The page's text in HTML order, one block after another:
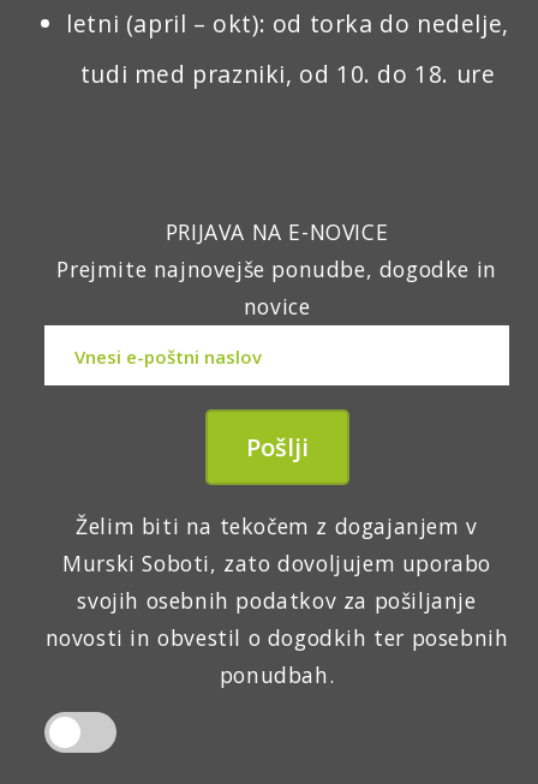
letni (april – okt): od torka do nedelje,
tudi med prazniki, od 10. do 18. ure
PRIJAVA NA E-NOVICE
Prejmite najnovejše ponudbe, dogodke in
novice
Želim biti na tekočem z dogajanjem v
Murski Soboti, zato dovoljujem uporabo
svojih osebnih podatkov za pošiljanje
novosti in obvestil o dogodkih ter posebnih
ponudbah.